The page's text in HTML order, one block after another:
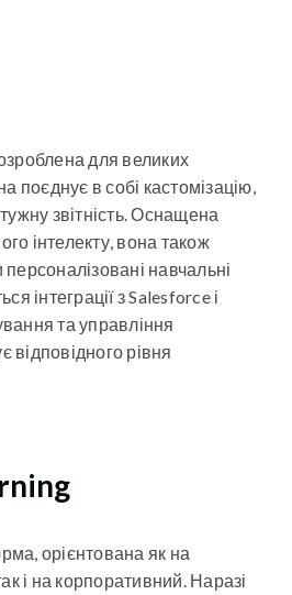
для великих
поєднує в собі кастомізацію,
звітність. Оснащена
інтелекту, вона також
навчальні
інтеграції з Salesforce і
та управління
рівня
орієнтована як на
і на корпоративний. Наразі